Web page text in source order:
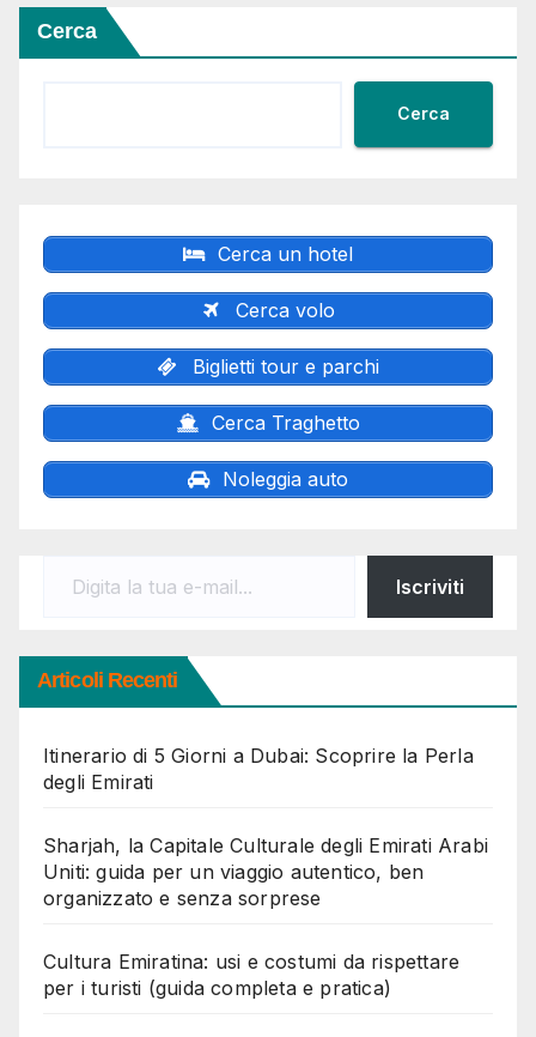
Cerca
Cerca
Cerca un hotel
Cerca volo
Biglietti tour e parchi
Cerca Traghetto
Noleggia auto
Iscriviti
Articoli Recenti
Itinerario di 5 Giorni a Dubai: Scoprire la Perla
degli Emirati
Sharjah, la Capitale Culturale degli Emirati Arabi
Uniti: guida per un viaggio autentico, ben
organizzato e senza sorprese
Cultura Emiratina: usi e costumi da rispettare
per i turisti (guida completa e pratica)